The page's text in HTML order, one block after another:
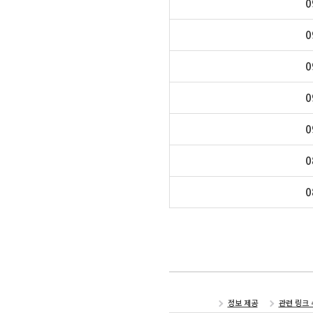
정보 제공 관련 링크